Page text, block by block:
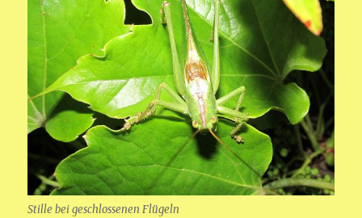
Stille bei geschlossenen Flügeln